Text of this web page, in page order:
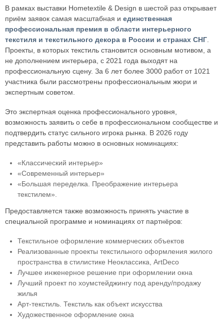
В рамках выставки Hometextile & Design в шестой раз открывает
приём заявок самая масштабная и единственная
профессиональная премия в области интерьерного
текстиля и текстильного декора в России и странах СНГ
Проекты, в которых текстиль становится основным мотивом, а
не дополнением интерьера, с 2021 года выходят на
профессиональную сцену. За 6 лет более 3000 работ от 1021
участника были рассмотрены профессиональным жюри и
экспертным советом.
Это экспертная оценка профессионального уровня,
возможность заявить о себе в профессиональном сообществе и
подтвердить статус сильного игрока рынка. В 2026 году
представить работы можно в основных номинациях:
«Классический интерьер»
«Современный интерьер»
«Большая переделка. Преображение интерьера
текстилем».
Предоставляется также возможность принять участие в
специальной программе и номинациях от партнёров:
Текстильное оформление коммерческих объектов
Реализованные проекты текстильного оформления жилого
пространства в стилистике Неоклассика, ArtDeco
Лучшее инженерное решение при оформлении окна
Лучший проект по хоумстейджингу под аренду/продажу
жилья
Арт-текстиль. Текстиль как объект искусства
Художественное оформление окна